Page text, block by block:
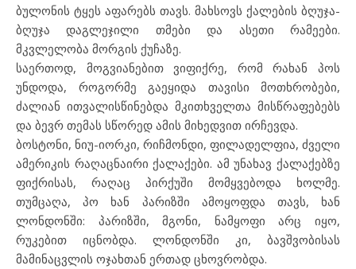
ბულონის ტყეს აფარებს თავს. მახსოვს ქალების ბღუჯა-
ბღუჯა დაგლეჯილი თმები და ასეთი რამეები.
მკვლელობა მორგის ქუჩაზე.
საერთოდ, მოგვიანებით ვიფიქრე, რომ რახან პოს
უნდოდა, როგორმე გაეყიდა თავისი მოთხრობები,
ძალიან ითვალისწინებდა მკითხველთა მისწრაფებებს
და ბევრ თემას სწორედ ამის მიხედვით ირჩევდა.
ბოსტონი, ნიუ-იორკი, რიჩმონდი, ფილადელფია, ძველი
ამერიკის რაღაცნაირი ქალაქები. ამ უნახავ ქალაქებზე
ფიქრისას, რაღაც პირქუში მომყვებოდა ხოლმე.
თუმცაღა, პო ხან პარიზში ამოყოფდა თავს, ხან
ლონდონში: პარიზში, მგონი, ნამყოფი არც იყო,
რუკებით იცნობდა. ლონდონში კი, ბავშვობისას
მამინაცვლის ოჯახთან ერთად ცხოვრობდა.